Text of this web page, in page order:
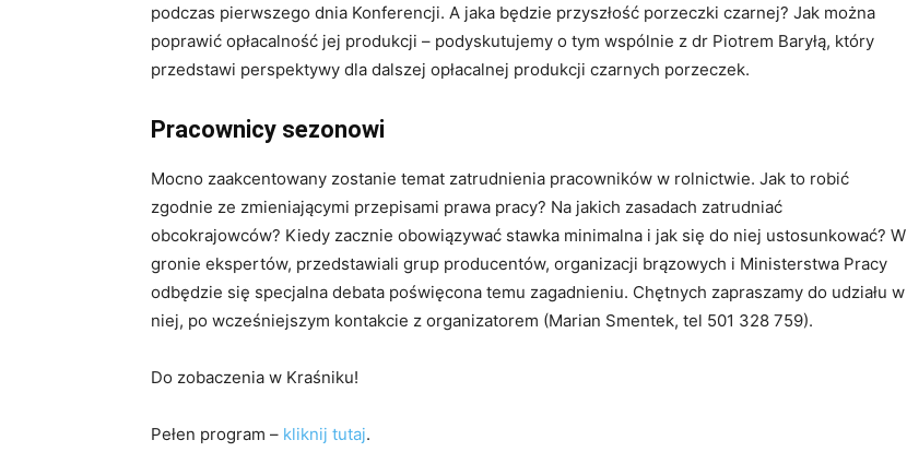
podczas pierwszego dnia Konferencji. A jaka będzie przyszłość porzeczki czarnej? Jak można
poprawić opłacalność jej produkcji – podyskutujemy o tym wspólnie z dr Piotrem Baryłą, który
przedstawi perspektywy dla dalszej opłacalnej produkcji czarnych porzeczek.
Pracownicy sezonowi
Mocno zaakcentowany zostanie temat zatrudnienia pracowników w rolnictwie. Jak to robić
zgodnie ze zmieniającymi przepisami prawa pracy? Na jakich zasadach zatrudniać
obcokrajowców? Kiedy zacznie obowiązywać stawka minimalna i jak się do niej ustosunkować? W
gronie ekspertów, przedstawiali grup producentów, organizacji brązowych i Ministerstwa Pracy
odbędzie się specjalna debata poświęcona temu zagadnieniu. Chętnych zapraszamy do udziału w
niej, po wcześniejszym kontakcie z organizatorem (Marian Smentek, tel 501 328 759).
Do zobaczenia w Kraśniku!
Pełen program – kliknij tutaj.